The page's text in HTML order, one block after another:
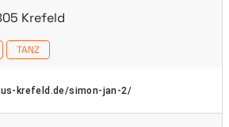
Krefeld
TANZ
krefeld.de/simon-jan-2/